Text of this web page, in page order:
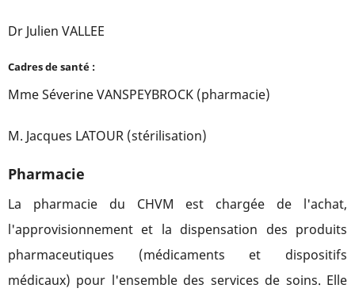
Dr Julien VALLEE
Cadres de santé :
Mme Séverine VANSPEYBROCK (pharmacie)
M. Jacques LATOUR (stérilisation)
Pharmacie
La pharmacie du CHVM est chargée de l'achat,
l'approvisionnement et la dispensation des produits
pharmaceutiques (médicaments et dispositifs
médicaux) pour l'ensemble des services de soins. Elle